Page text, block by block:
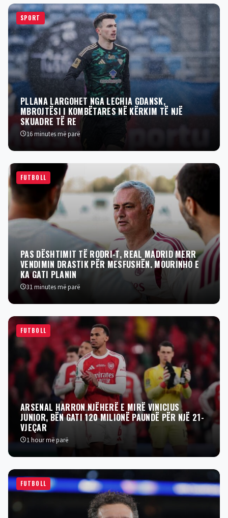
SPORT
PLLANA LARGOHET NGA LECHIA GDANSK,
MBROJTËSI I KOMBËTARES NË KËRKIM TË NJË
SKUADRE TË RE
16 minutes më parë
FUTBOLL
PAS DËSHTIMIT TË RODRI-T, REAL MADRID MERR
VENDIMIN DRASTIK PËR MESFUSHËN. MOURINHO E
KA GATI PLANIN
31 minutes më parë
FUTBOLL
ARSENAL HARRON NJËHERË E MIRË VINICIUS
JUNIOR, BËN GATI 120 MILIONË PAUNDË PËR NJË 21-
VJEÇAR
1 hour më parë
FUTBOLL